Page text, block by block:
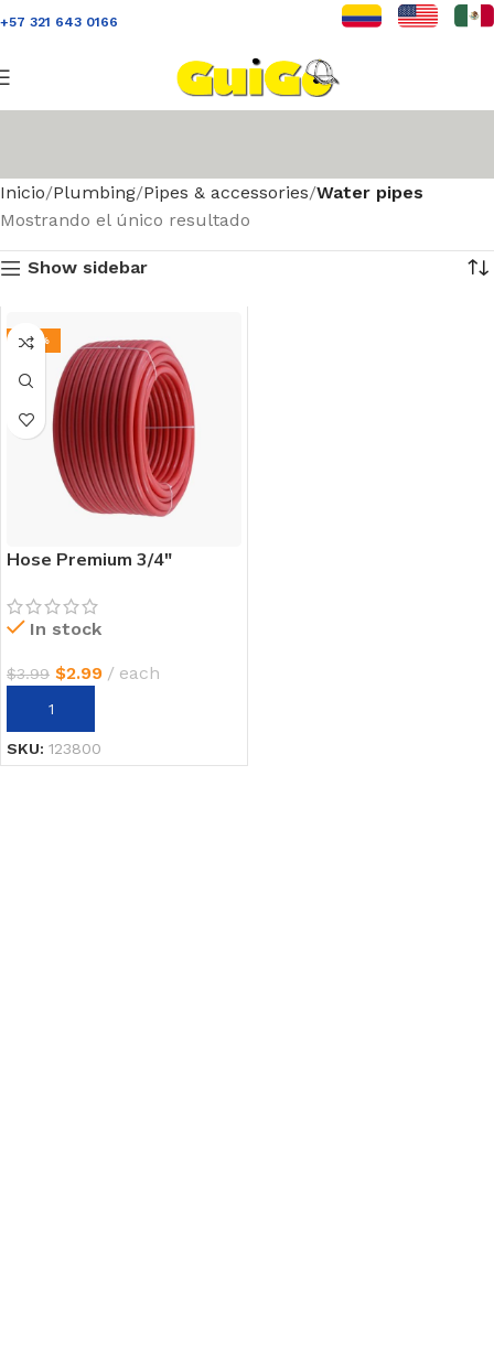
+57 321 643 0166
Inicio Plumbing Pipes & accessories Water pipes
Mostrando el único resultado
Show sidebar
-25%
Hose Premium 3/4″
In stock
$3.99 $2.99 each
AÑADIR AL CARRITO
SKU: 123800